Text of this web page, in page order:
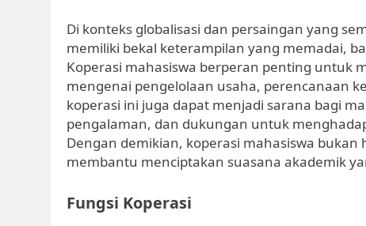
Di konteks globalisasi dan persaingan yang
memiliki bekal keterampilan yang memadai,
Koperasi mahasiswa berperan penting untuk
mengenai pengelolaan usaha, perencanaan
koperasi ini juga dapat menjadi sarana bagi
pengalaman, dan dukungan untuk
Dengan demikian, koperasi mahasiswa
membantu menciptakan suasana akademik
Fungsi Koperasi